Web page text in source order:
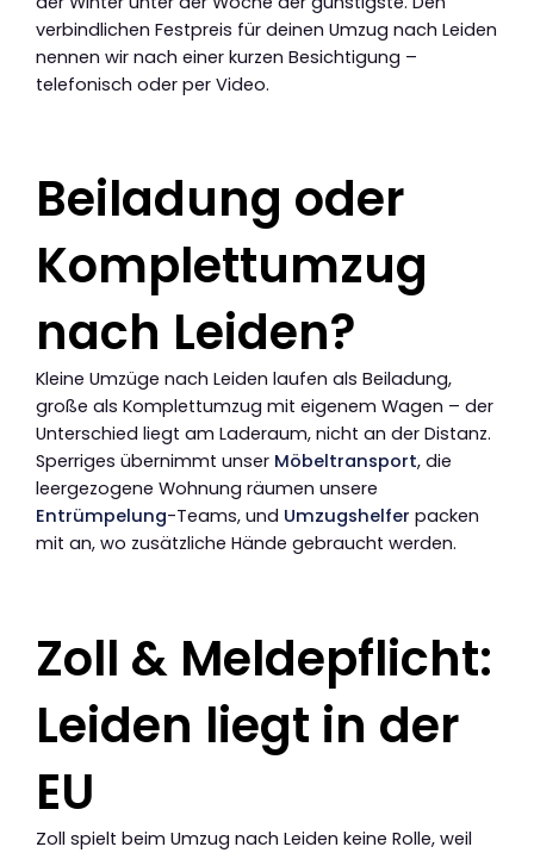
verbindlichen Festpreis für deinen Umzug nach Leiden
nennen wir nach einer kurzen Besichtigung –
telefonisch oder per Video.
Beiladung oder
Komplettumzug
nach Leiden?
Kleine Umzüge nach Leiden laufen als Beiladung,
große als Komplettumzug mit eigenem Wagen – der
Unterschied liegt am Laderaum, nicht an der Distanz.
Sperriges übernimmt unser Möbeltransport, die
leergezogene Wohnung räumen unsere
Entrümpelung-Teams, und Umzugshelfer packen
mit an, wo zusätzliche Hände gebraucht werden.
Zoll & Meldepflicht:
Leiden liegt in der
EU
Zoll spielt beim Umzug nach Leiden keine Rolle, weil